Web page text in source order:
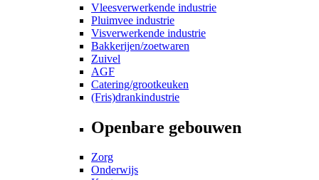
Vleesverwerkende industrie
Pluimvee industrie
Visverwerkende industrie
Bakkerijen/zoetwaren
Zuivel
AGF
Catering/grootkeuken
(Fris)drankindustrie
Openbare gebouwen
Zorg
Onderwijs